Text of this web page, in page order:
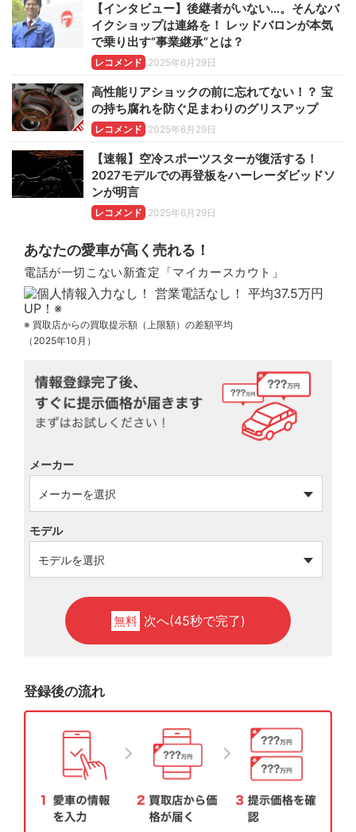
【インタビュー】後継者がいない…。そんなバ
イクショップは連絡を！ レッドバロンが本気
で乗り出す“事業継承”とは？
レコメンド 2025年6月29日
高性能リアショックの前に忘れてない！？ 宝
の持ち腐れを防ぐ足まわりのグリスアップ
レコメンド 2025年6月29日
【速報】空冷スポーツスターが復活する！
2027モデルでの再登板をハーレーダビッドソ
ンが明言
レコメンド 2025年6月29日
あなたの愛車が高く売れる！
電話が一切こない新査定「マイカースカウト」
※ 買取店からの買取提示額（上限額）の差額平均
（2025年10月）
メーカー
モデル
無料 次へ(45秒で完了)
登録後の流れ